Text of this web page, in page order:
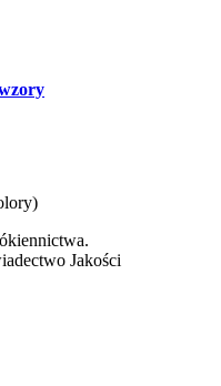
Jakości